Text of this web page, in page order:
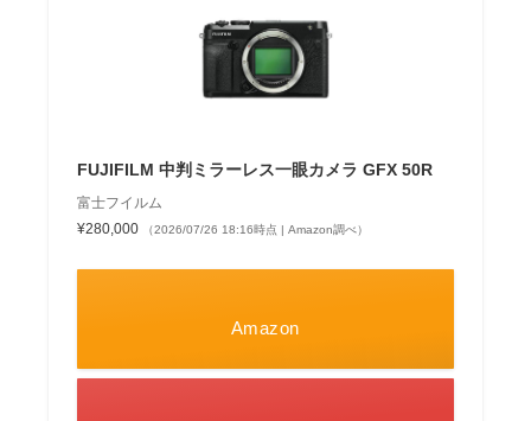
FUJIFILM 中判ミラーレス一眼カメラ GFX 50R
富士フイルム
¥280,000
（2026/07/26 18:16時点 | Amazon調べ）
Amazon